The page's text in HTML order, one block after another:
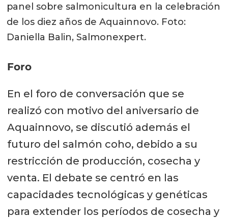
panel sobre salmonicultura en la celebración
de los diez años de Aquainnovo. Foto:
Daniella Balin, Salmonexpert.
Foro
En el foro de conversación que se
realizó con motivo del aniversario de
Aquainnovo, se discutió además el
futuro del salmón coho, debido a su
restricción de producción, cosecha y
venta. El debate se centró en las
capacidades tecnológicas y genéticas
para extender los períodos de cosecha y